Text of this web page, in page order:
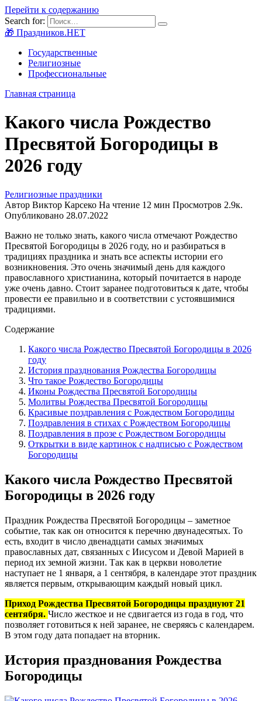
Перейти к содержанию
Search for:
🎁 Праздников.НЕТ
Государственные
Религиозные
Профессиональные
Главная страница
Какого числа Рождество
Пресвятой Богородицы в
2026 году
Религиозные праздники
Автор Виктор Карсеко На чтение 12 мин Просмотров 2.9к.
Опубликовано 28.07.2022
Важно не только знать, какого числа отмечают Рождество
Пресвятой Богородицы в 2026 году, но и разбираться в
традициях праздника и знать все аспекты истории его
возникновения. Это очень значимый день для каждого
православного христианина, который почитается в народе
уже очень давно. Стоит заранее подготовиться к дате, чтобы
провести ее правильно и в соответствии с устоявшимися
традициями.
Содержание
Какого числа Рождество Пресвятой Богородицы в 2026
году
История празднования Рождества Богородицы
Что такое Рождество Богородицы
Иконы Рождества Пресвятой Богородицы
Молитвы Рождества Пресвятой Богородицы
Красивые поздравления с Рождеством Богородицы
Поздравления в стихах с Рождеством Богородицы
Поздравления в прозе с Рождеством Богородицы
Открытки в виде картинок с надписью с Рождеством
Богородицы
Какого числа Рождество Пресвятой
Богородицы в 2026 году
Праздник Рождества Пресвятой Богородицы – заметное
событие, так как он относится к перечню двунадесятых. То
есть, входит в число двенадцати самых значимых
православных дат, связанных с Иисусом и Девой Марией в
период их земной жизни. Так как в церкви новолетие
наступает не 1 января, а 1 сентября, в календаре этот праздник
является первым, открывающим каждый новый цикл.
Приход Рождества Пресвятой Богородицы празднуют 21
сентября. Число жесткое и не сдвигается из года в год, что
позволяет готовиться к ней заранее, не сверяясь с календарем.
В этом году дата попадает на вторник.
История празднования Рождества
Богородицы